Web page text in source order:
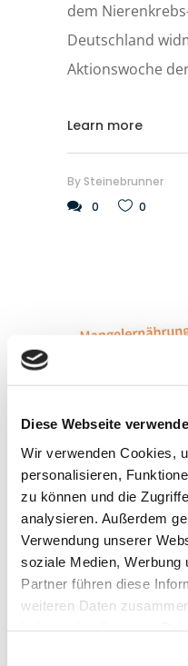
Diese Webseite
Wir verwenden Cookies,
personalisieren,
zu können und die
analysieren. Außerdem
Verwendung unserer
soziale Medien, Werbung
Partner führen diese
weiteren Daten
dem
Deutschland
Aktionswoche
Learn more
By Steinebrunner
0
0
6. August 2024
Mangelernährung
Malnutrition
2024